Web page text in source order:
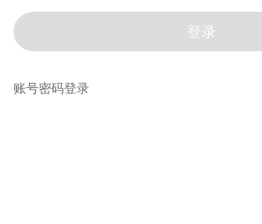
登录
账号密码登录